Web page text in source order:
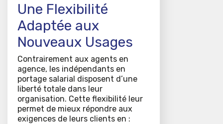
Une Flexibilité
Adaptée aux
Nouveaux Usages
Contrairement aux agents en
agence, les indépendants en
portage salarial disposent d’une
liberté totale dans leur
organisation. Cette flexibilité leur
permet de mieux répondre aux
exigences de leurs clients en :